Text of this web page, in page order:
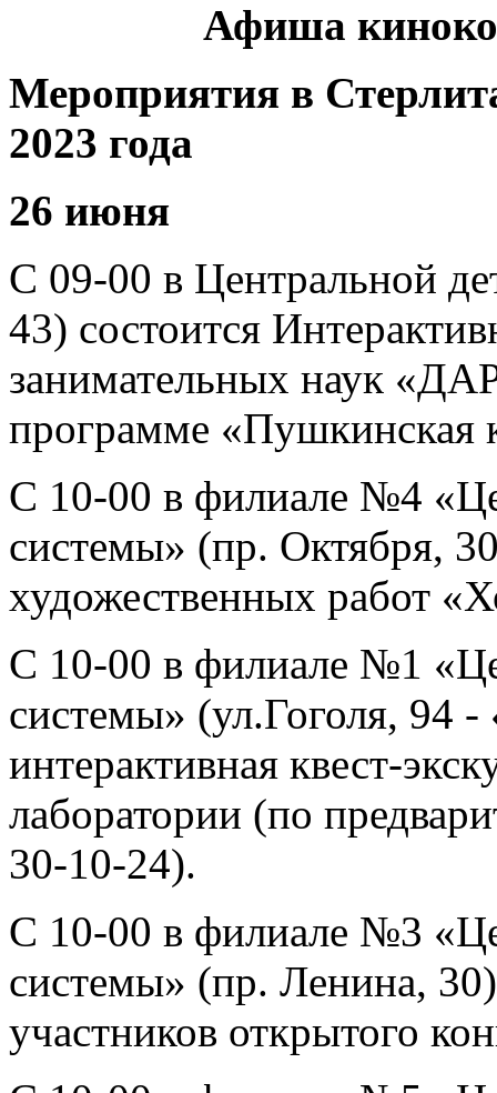
Афиша
Мероприятия в
2023 года
26 июня
С 09-00 в Центральной
43) состоится
занимательных наук
программе «Пушкинская
С 10-00 в филиале №4
системы» (пр. Октября,
художественных работ
С 10-00 в филиале №1
системы» (ул.Гоголя, 94 -
интерактивная квест-
лаборатории (по
30-10-24).
С 10-00 в филиале №3
системы» (пр. Ленина, 30)
участников открытого